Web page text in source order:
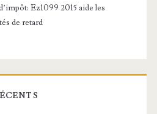
Ez1099 2015 aide les
de retard